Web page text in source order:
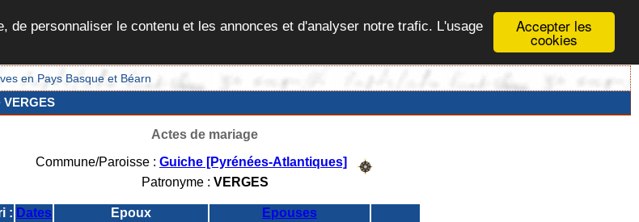
Accepter les
cookies
personnaliser le contenu et les annonces et d'analyser notre trafic. L'usage
en Pays Basque et Béarn
VERGES
Actes de mariage
Commune/Paroisse : Guiche [Pyrénées-Atlantiques]
Patronyme : VERGES
: Dates Epoux
Epouses